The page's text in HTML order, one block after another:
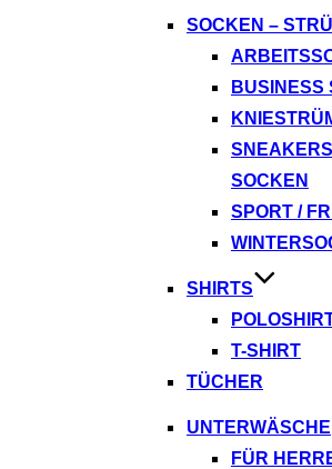
SOCKEN –
BUSINESS
SOCKEN
SPORT /
SHIRTS
T-SHIRT
TÜCHER
UNTERWÄSCHE
FÜR